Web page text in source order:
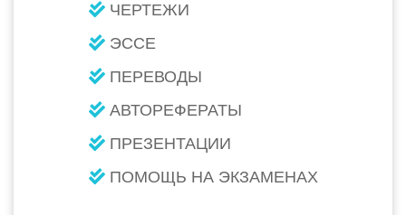
ЧЕРТЕЖИ
ЭССЕ
ПЕРЕВОДЫ
АВТОРЕФЕРАТЫ
ПРЕЗЕНТАЦИИ
ПОМОЩЬ НА ЭКЗАМЕНАХ